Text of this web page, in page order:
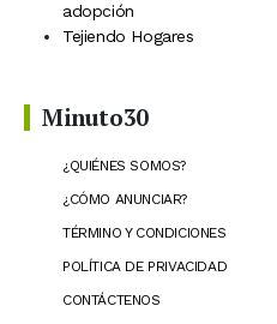
adopción
Tejiendo Hogares
Minuto30
¿QUIÉNES SOMOS?
¿CÓMO ANUNCIAR?
TÉRMINO Y CONDICIONES
POLÍTICA DE PRIVACIDAD
CONTÁCTENOS